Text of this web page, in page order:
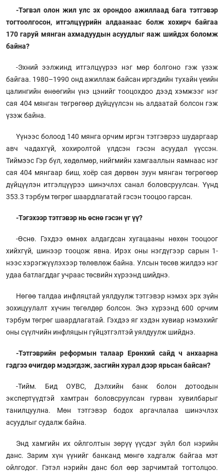
-Тэгвэл олон жил улс эх орондоо ажиллаад бага тэтгэвэр
тогтоолгосон, итгэлцүүрийн алдаанаас болж хохирч байгаа
170 гаруй мянган ахмадуудын асуудлыг яаж шийдэх боломж
байна?
-Эхний ээлжинд итгэлцүүрээ нэг мөр болгоно гэж үзэж
байгаа. 1980–1990 онд ажиллаж байсан иргэдийн тухайн үеийн
цалингийн өнөөгийн үнэ цэнийг тооцохдоо дээд хэмжээг нэг
сая 404 мянган төгрөгөөр дүйцүүлсэн нь алдаатай болсон гэж
үзэж байна.
Үүнээс болоод 140 мянга орчим иргэн тэтгэврээ шударгаар
авч чадахгүй, хохиролтой үлдсэн гэсэн асуудал үүссэн.
Тиймээс Гэр бүл, хөдөлмөр, нийгмийн хамгааллын яамнаас нэг
сая 404 мянгаар биш, хоёр сая дөрвөн зуун мянган төгрөгөөр
дүйцүүлэн итгэлцүүрээ шинэчлэх санал боловсруулсан. Үүнд
353.3 тэрбум төгрөг шаардлагатай гэсэн тооцоо гарсан.
-Тэгэхээр тэтгэвэр нь өснө гэсэн үг үү?
-Өснө. Гэхдээ өмнөх алдагдсан хугацааны нөхөн тооцоог
хийхгүй, шинээр тооцож явна. Ирэх оны нэгдүгээр сарын 1-
нээс хэрэгжүүлэхээр төлөвлөж байна. Улсын төсөв жилдээ нэг
удаа батлагддаг учраас төсвийн хүрээнд шийднэ.
Нөгөө талдаа инфляцтай уялдуулж тэтгэвэр нэмэх эрх зүйн
зохицуулалт хүчин төгөлдөр болсон. Энэ хүрээнд 600 орчим
тэрбум төгрөг шаардлагатай. Гэхдээ яг хэдэн хувиар нэмэхийг
оны сүүлчийн инфляцын гүйцэтгэлтэй уялдуулж шийднэ.
-Тэтгэврийн реформын талаар Ерөнхий сайд ч анхаарна
гэдгээ өчигдөр мэдэгдэж, засгийн хурал дээр ярьсан байсан?
-Тийм. Бид ОУВС, Дэлхийн банк болон дотоодын
экспертүүдтэй хамтран боловсруулсан гурван хувилбарыг
танилцуулна. Мөн тэтгэвэр бодох аргачлалаа шинэчлэх
асуудлыг судалж байна.
Энд хамгийн их ойлголтын зөрүү үүсдэг зүйл бол нэрийн
данс. Зарим хүн үүнийг банканд мөнгө хадгалж байгаа мэт
ойлгодог. Гэтэл нэрийн данс бол өөр зарчимтай тогтолцоо.